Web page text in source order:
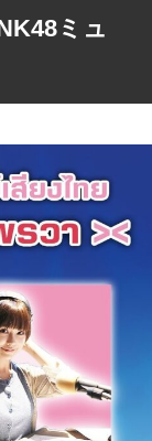
ミュ